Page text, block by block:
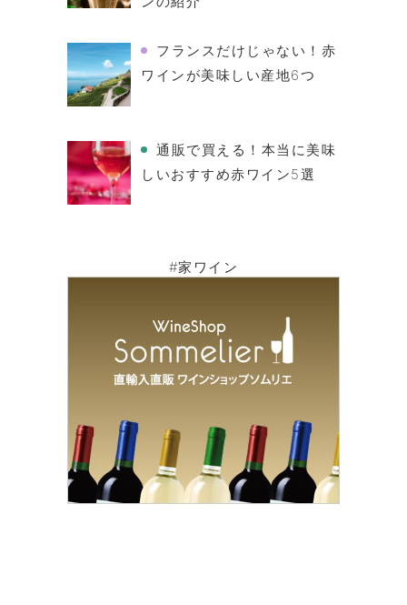
フランスだけじゃない！赤
ワインが美味しい産地6つ
通販で買える！本当に美味
しいおすすめ赤ワイン5選
#家ワイン